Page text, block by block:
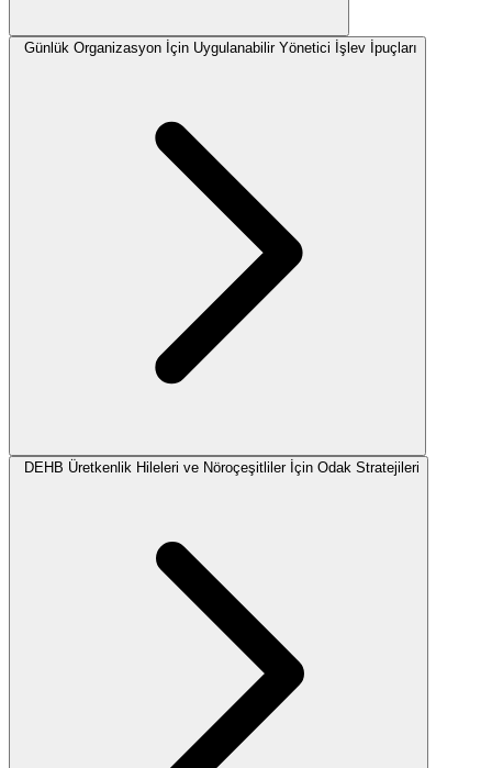
Günlük Organizasyon İçin Uygulanabilir Yönetici İşlev İpuçları
DEHB Üretkenlik Hileleri ve Nöroçeşitliler İçin Odak Stratejileri